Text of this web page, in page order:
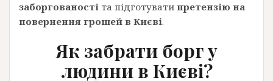
заборгованості та підготувати претензію на
повернення грошей в Києві.
Як забрати борг у
людини в Києві?